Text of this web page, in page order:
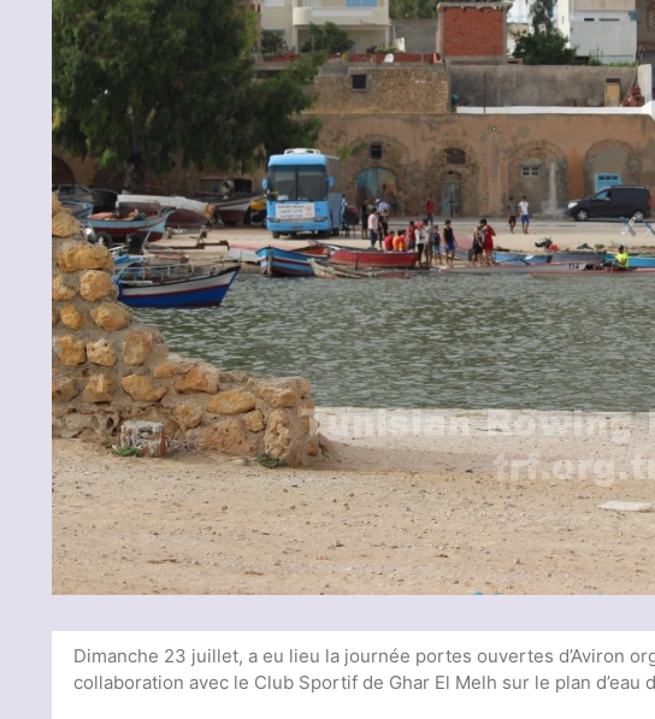
Dimanche 23 juillet, a eu lieu la journée portes ouvertes d’Aviron
collaboration avec le Club Sportif de Ghar El Melh sur le plan d’eau